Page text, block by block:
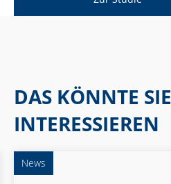
DAS KÖNNTE
INTERESSIEREN
News